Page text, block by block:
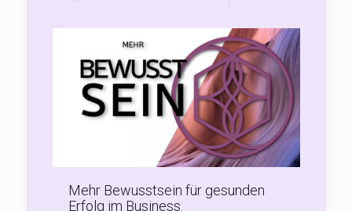
Mehr Bewusstsein für gesunden
Erfolg im Business.